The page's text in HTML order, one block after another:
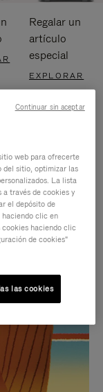
Regalar un
artículo
especial
EXPLORAR
ELEGIDAS
de
web para ofrecerte
del sitio, optimizar las
La lista
a través de cookies y
el depósito de
clic en
cookies haciendo clic
de cookies"
las cookies
Continuar sin aceptar